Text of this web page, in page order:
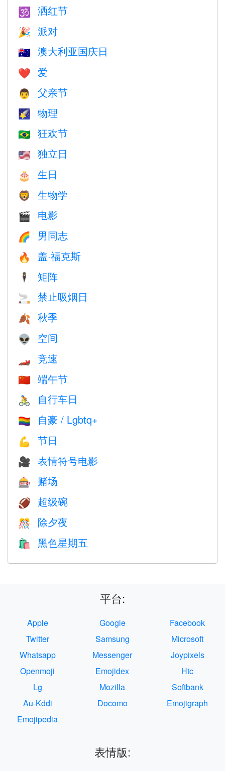
🕉 洒红节
🎉 派对
🇦🇺 澳大利亚国庆日
❤️️ 爱
👨 父亲节
🌠 物理
🇧🇷 狂欢节
🇺🇸 独立日
🎂 生日
🦁 生物学
🎬 电影
🌈 男同志
🔥 盖·福克斯
🕴️ 矩阵
🚬 禁止吸烟日
🍂 秋季
👽 空间
🏎 竞速
🇨🇳 端午节
🚴 自行车日
🏳️‍🌈 自豪 / Lgbtq+
💪 节日
🎥 表情符号电影
🎰 赌场
🏈 超级碗
🎊 除夕夜
🛍 黑色星期五
平台:
Apple Google
Facebook
Twitter
Samsung
Microsoft
Whatsapp
Messenger
Joypixels
Openmoji
Emojidex
Htc
Lg
Mozilla
Softbank
Au-Kddi
Docomo
Emojigraph
Emojipedia
表情版: